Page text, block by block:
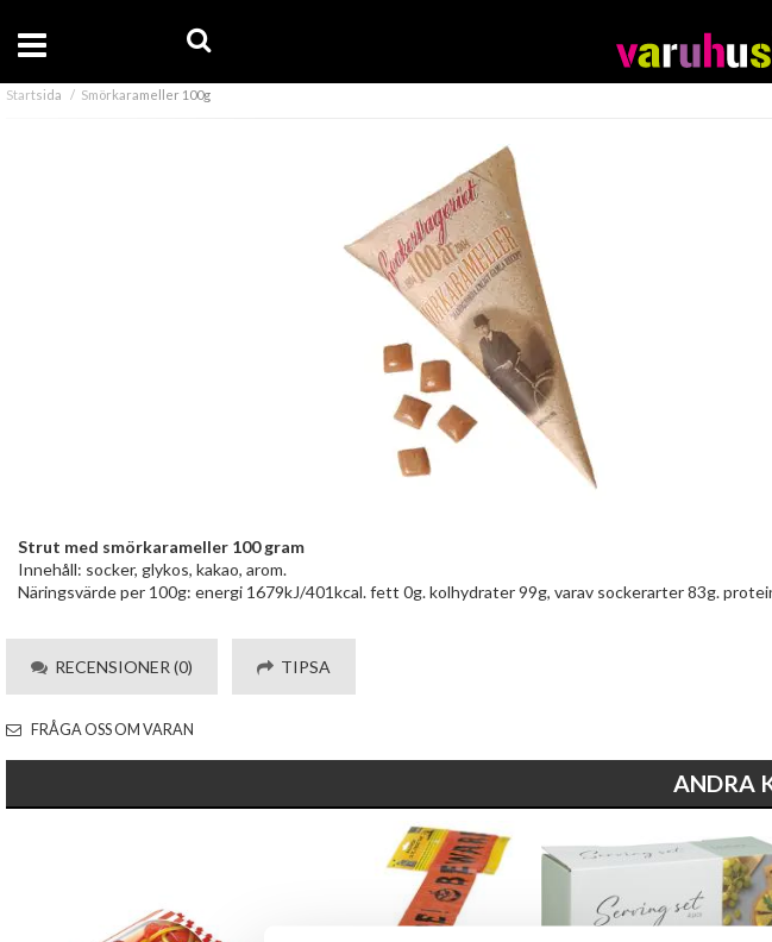
Startsida Smörkarameller 100g
Strut med smörkarameller 100 gram
Innehåll: socker, glykos, kakao, arom.
Näringsvärde per 100g: energi 1679kJ/401kcal. fett 0g. kolhydrater 99g, varav sockerarter 83g.
RECENSIONER (0) TIPSA
FRÅGA OSS OM VARAN
ANDRA